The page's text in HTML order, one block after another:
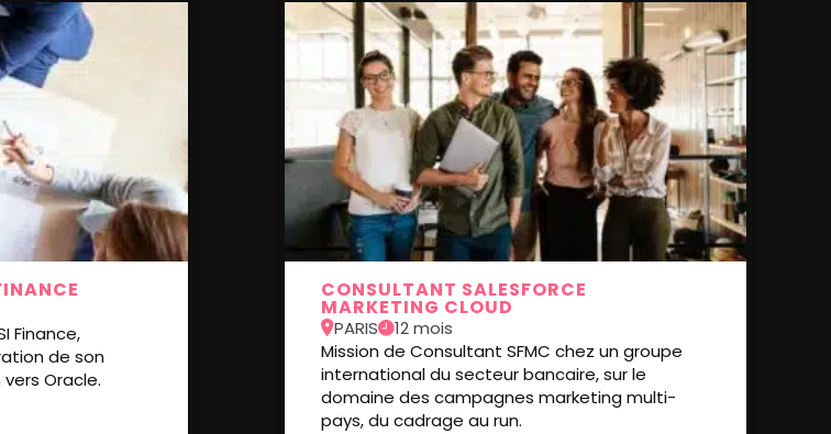
Finance,
de son
Oracle.
CONSULTANT SALESFORCE
MARKETING CLOUD
PARIS
12 mois
Mission de Consultant SFMC chez un groupe
international du secteur bancaire, sur le
domaine des campagnes marketing multi-
pays, du cadrage au run.